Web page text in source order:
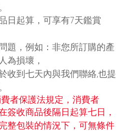
日起算，可享有7天鑑賞
題，例如：非您所訂購的產
為損壞，
收到七天內與我們聯絡,也提
者保護法規定，消費者
簽收商品後隔日起算七日，
整包裝的情況下，可無條件